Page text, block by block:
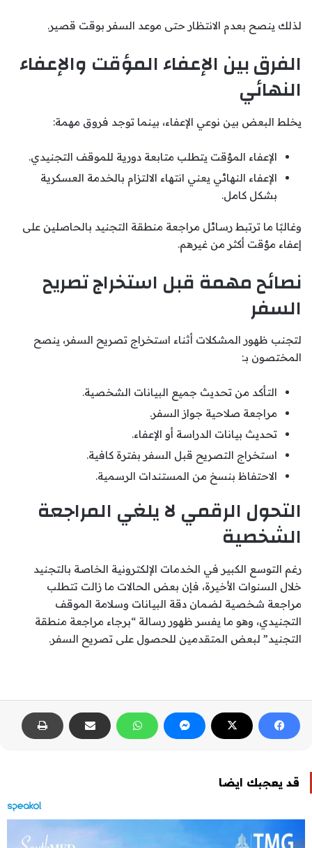
لذلك ينصح بعدم الانتظار حتى موعد السفر بوقت قصير.
الفرق بين الإعفاء المؤقت والإعفاء
النهائي
يخلط البعض بين نوعي الإعفاء، بينما توجد فروق مهمة:
الإعفاء المؤقت يتطلب متابعة دورية للموقف التجنيدي.
الإعفاء النهائي يعني انتهاء الالتزام بالخدمة العسكرية
بشكل كامل.
وغالبًا ما ترتبط رسائل مراجعة منطقة التجنيد بالحاصلين على
إعفاء مؤقت أكثر من غيرهم.
نصائح مهمة قبل استخراج تصريح
السفر
لتجنب ظهور المشكلات أثناء استخراج تصريح السفر، ينصح
المختصون بـ:
التأكد من تحديث جميع البيانات الشخصية.
مراجعة صلاحية جواز السفر.
تحديث بيانات الدراسة أو الإعفاء.
استخراج التصريح قبل السفر بفترة كافية.
الاحتفاظ بنسخ من المستندات الرسمية.
التحول الرقمي لا يلغي المراجعة
الشخصية
رغم التوسع الكبير في الخدمات الإلكترونية الخاصة بالتجنيد
خلال السنوات الأخيرة، فإن بعض الحالات ما زالت تتطلب
مراجعة شخصية لضمان دقة البيانات وسلامة الموقف
التجنيدي، وهو ما يفسر ظهور رسالة “برجاء مراجعة منطقة
التجنيد” لبعض المتقدمين للحصول على تصريح السفر.
قد يعجبك ايضا